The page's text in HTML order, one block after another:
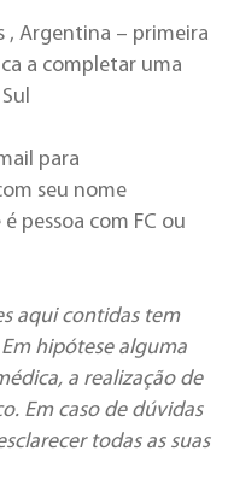
, Argentina – primeira
a completar uma
para
seu nome
pessoa com FC ou
aqui contidas tem
hipótese alguma
a realização de
Em caso de dúvidas
todas as suas